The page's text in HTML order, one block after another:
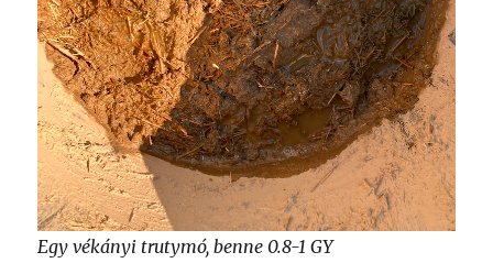
Egy vékányi trutymó, benne 0.8-1 GY